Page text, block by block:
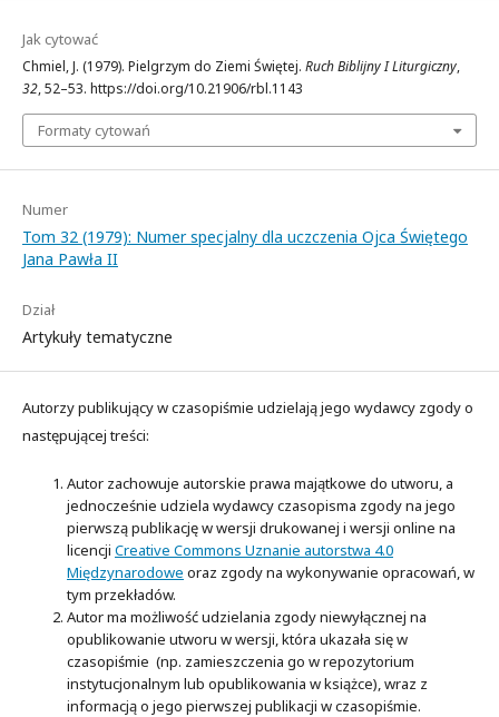
Jak cytować
Chmiel, J. (1979). Pielgrzym do Ziemi Świętej. Ruch Biblijny I Liturgiczny,
32, 52–53. https://doi.org/10.21906/rbl.1143
Formaty cytowań
Numer
Tom 32 (1979): Numer specjalny dla uczczenia Ojca Świętego
Jana Pawła II
Dział
Artykuły tematyczne
Autorzy publikujący w czasopiśmie udzielają jego wydawcy zgody o
następującej treści:
Autor zachowuje autorskie prawa majątkowe do utworu, a
jednocześnie udziela wydawcy czasopisma zgody na jego
pierwszą publikację w wersji drukowanej i wersji online na
licencji Creative Commons Uznanie autorstwa 4.0
Międzynarodowe oraz zgody na wykonywanie opracowań, w
tym przekładów.
Autor ma możliwość udzielania zgody niewyłącznej na
opublikowanie utworu w wersji, która ukazała się w
czasopiśmie (np. zamieszczenia go w repozytorium
instytucjonalnym lub opublikowania w książce), wraz z
informacją o jego pierwszej publikacji w czasopiśmie.